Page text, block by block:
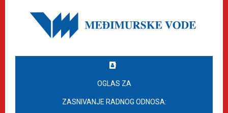
OGLAS ZA
ZASNIVANJE RADNOG ODNOSA: